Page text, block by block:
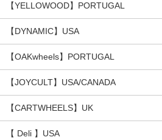
【YELLOWOOD】PORTUGAL
【DYNAMIC】USA
【OAKwheels】PORTUGAL
【JOYCULT】USA/CANADA
【CARTWHEELS】UK
【 Deli 】USA